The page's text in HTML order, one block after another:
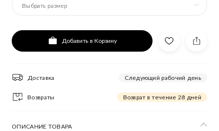
Выбрать размер
Добавить в Корзину
Доставка Следующий рабочий день
Возвраты Возврат в течение 28 дней
ОПИСАНИЕ ТОВАРА